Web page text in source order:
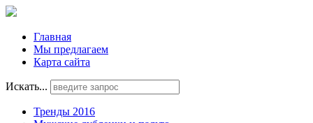
Главная
Мы предлагаем
Карта сайта
Искать...
Тренды 2016